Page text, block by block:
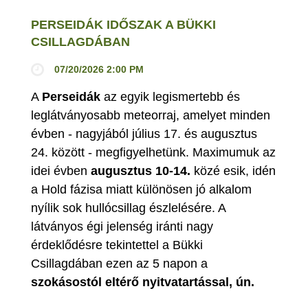
PERSEIDÁK IDŐSZAK A BÜKKI
CSILLAGDÁBAN
07/20/2026 2:00 PM
A Perseidák az egyik legismertebb és
leglátványosabb meteorraj, amelyet minden
évben - nagyjából július 17. és augusztus
24. között - megfigyelhetünk. Maximumuk az
idei évben augusztus 10-14. közé esik, idén
a Hold fázisa miatt különösen jó alkalom
nyílik sok hullócsillag észlelésére. A
látványos égi jelenség iránti nagy
érdeklődésre tekintettel a Bükki
Csillagdában ezen az 5 napon a
szokásostól eltérő nyitvatartással, ún.